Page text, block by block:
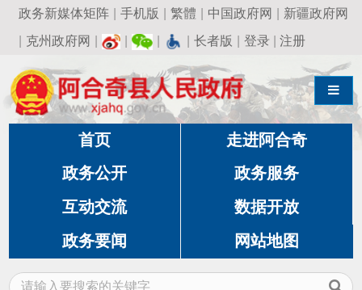
政务新媒体矩阵 | 手机版 繁體 | 中国政府网 | 新疆政府网
克州政府网 | | | 长者版 | 登录|注册
导航切换
首页 走进阿合奇
政务公开 政务服务
互动交流 数据开放
政务要闻 网站地图